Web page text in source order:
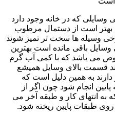
وسایلی که در خانه وجود دارد
بهتر است از دستمال مرطوب
وسیله ها سخت تر تمیز شوند
وسایل باقی مانده است بهترین
می باشد که با کمی آب گرم
قسمت بالای وسایل همیشع
به همین دلیل است که
انجام شود چون اگر از
به انتهای کار و طبقه آخر می
طبقات پایین ریخته شود.